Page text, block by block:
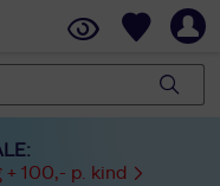
100,- p. kind